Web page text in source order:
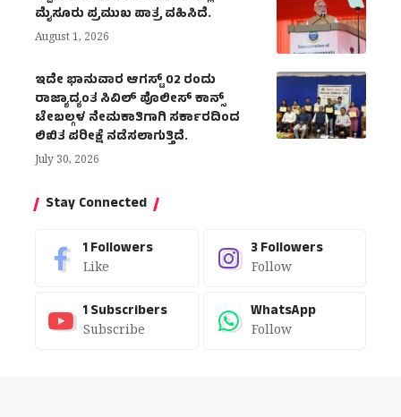
ಮೈಸೂರು ಪ್ರಮುಖ ಪಾತ್ರ ವಹಿಸಿದೆ.
August 1, 2026
ಇದೇ ಭಾನುವಾರ ಆಗಸ್ಟ್ 02 ರಂದು
ರಾಜ್ಯಾದ್ಯಂತ ಸಿವಿಲ್ ಪೊಲೀಸ್ ಕಾನ್ಸ್
ಟೇಬಲ್ಗಳ ನೇಮಕಾತಿಗಾಗಿ ಸರ್ಕಾರದಿಂದ
ಲಿಖಿತ ಪರೀಕ್ಷೆ ನಡೆಸಲಾಗುತ್ತಿದೆ.
July 30, 2026
Stay Connected
1Followers
Like
3Followers
Follow
1Subscribers
Subscribe
WhatsApp
Follow